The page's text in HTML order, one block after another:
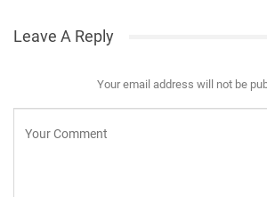
Leave A Reply
Your email address will not be